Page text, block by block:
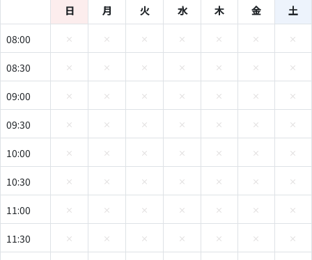
日 月 火 水 木 金 土
08:00
08:30
09:00
09:30
10:00
10:30
11:00
11:30